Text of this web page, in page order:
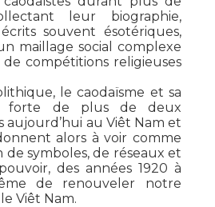
leur biographie,
souvent ésotériques,
maillage social complexe
de compétitions religieuses
le caodaïsme et sa
forte de plus de deux
aujourd’hui au Viêt Nam et
alors à voir comme
symboles, de réseaux et
des années 1920 à
de renouveler notre
Viêt Nam.